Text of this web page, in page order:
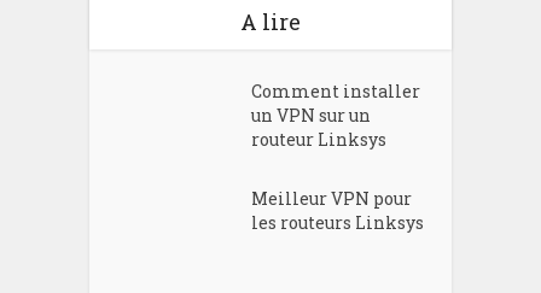
A lire
Comment installer
un VPN sur un
routeur Linksys
Meilleur VPN pour
les routeurs Linksys